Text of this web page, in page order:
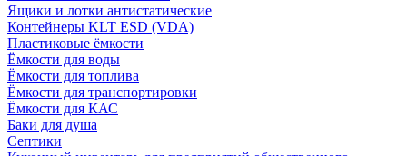
Ящики и лотки антистатические
Контейнеры KLT ESD (VDA)
Пластиковые ёмкости
Ёмкости для воды
Ёмкости для топлива
Ёмкости для транспортировки
Ёмкости для КАС
Баки для душа
Септики